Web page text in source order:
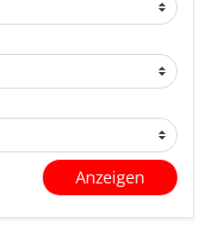
Anzeigen